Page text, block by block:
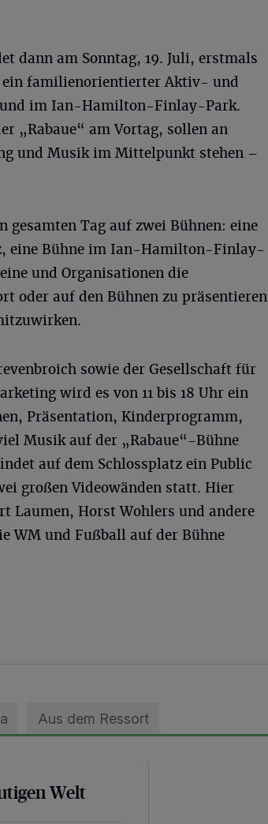
dann am Sonntag, 19. Juli, erstmals
ein familienorientierter Aktiv- und
und im Ian-Hamilton-Finlay-Park.
„Rabaue“ am Vortag, sollen an
und Musik im Mittelpunkt stehen –
gesamten Tag auf zwei Bühnen: eine
eine Bühne im Ian-Hamilton-Finlay-
und Organisationen die
oder auf den Bühnen zu präsentieren
sowie der Gesellschaft für
wird es von 11 bis 18 Uhr ein
Präsentation, Kinderprogramm,
Musik auf der „Rabaue“-Bühne
auf dem Schlossplatz ein Public
großen Videowänden statt. Hier
Laumen, Horst Wohlers und andere
WM und Fußball auf der Bühne
Aus dem Ressort
Welt